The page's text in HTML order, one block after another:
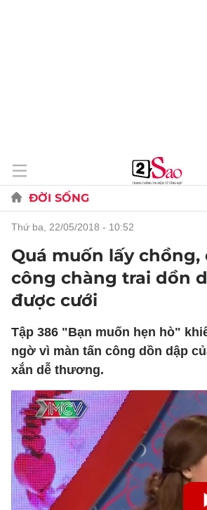
ĐỜI SỐNG
thứ ba, 22/05/2018 - 10:52
Quá muốn lấy chồng,
công chàng trai dồn
được cưới
Tập 386 "Bạn muốn hẹn hò"
ngờ vì màn tấn công dồn dập
xắn dễ thương.